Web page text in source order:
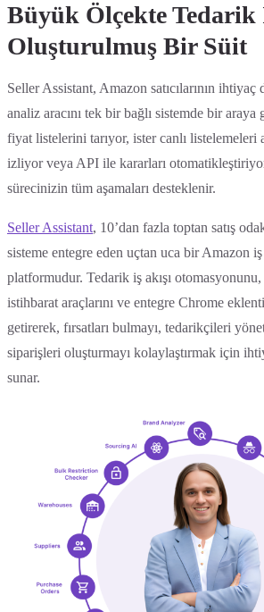
Büyük Ölçekte
Oluşturulmuş Bir Süit
Seller Assistant, Amazon satıcılarının
analiz aracını tek bir bağlı sistemde bir
fiyat listelerini tarıyor, ister canlı listelemeleri
izliyor veya API ile kararları
sürecinizin tüm aşamaları desteklenir.
Seller Assistant, 10’dan fazla toptan satış
sisteme entegre eden uçtan uca bir Amazon iş
platformudur. Tedarik iş akışı
istihbarat araçlarını ve entegre Chrome
getirerek, fırsatları bulmayı, tedarikçileri
siparişleri oluşturmayı kolaylaştırmak için
sunar.